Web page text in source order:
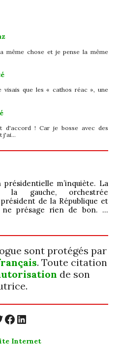
même chose et je pense la même
visais que les « cathos réac », une
d'accord ! Car je bosse avec des
j'ai…
m’inquiète. La
la gauche, orchestrée
de la République et
ne présage rien de bon. …
; ô ! grand…
sont protégés par
. Toute citation
de son
twitter.com/
https://
https://www.linkedin.com/in/cecyle-jung-cyjung/
Internet